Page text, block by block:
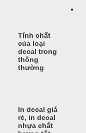
Tính chất
của loại
decal trong
thông
thường
In decal giá
rẻ, in decal
nhựa chất